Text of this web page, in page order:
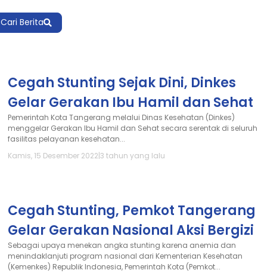
Cari Berita
Cegah Stunting Sejak Dini, Dinkes
Gelar Gerakan Ibu Hamil dan Sehat
Pemerintah Kota Tangerang melalui Dinas Kesehatan (Dinkes)
menggelar Gerakan Ibu Hamil dan Sehat secara serentak di seluruh
fasilitas pelayanan kesehatan...
Kamis, 15 Desember 2022|3 tahun yang lalu
Cegah Stunting, Pemkot Tangerang
Gelar Gerakan Nasional Aksi Bergizi
Sebagai upaya menekan angka stunting karena anemia dan
menindaklanjuti program nasional dari Kementerian Kesehatan
(Kemenkes) Republik Indonesia, Pemerintah Kota (Pemkot...